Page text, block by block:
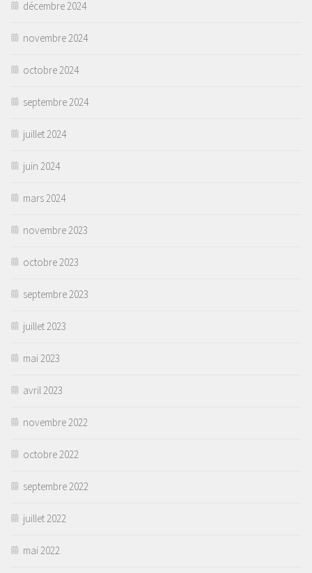
décembre 2024
novembre 2024
octobre 2024
septembre 2024
juillet 2024
juin 2024
mars 2024
novembre 2023
octobre 2023
septembre 2023
juillet 2023
mai 2023
avril 2023
novembre 2022
octobre 2022
septembre 2022
juillet 2022
mai 2022